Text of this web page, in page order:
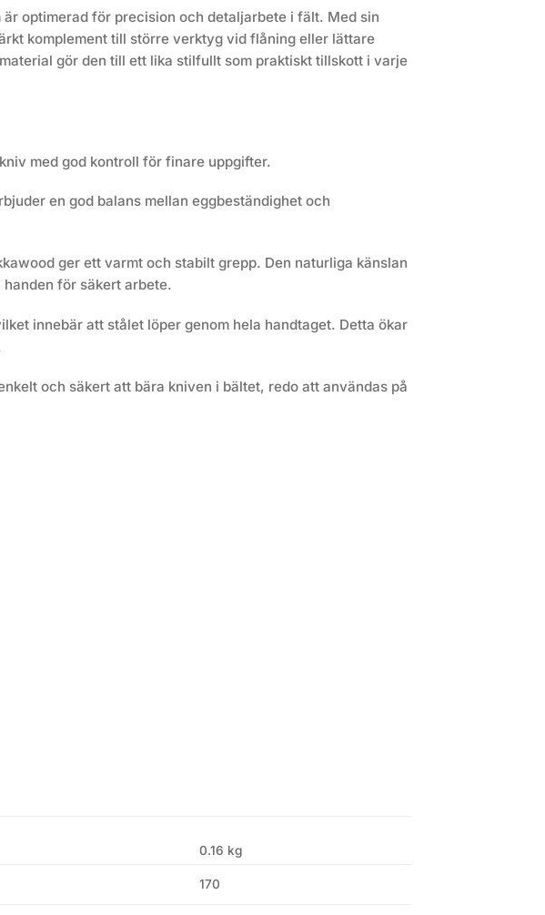
optimerad för precision och detaljarbete i fält. Med sin
komplement till större verktyg vid flåning eller lättare
gör den till ett lika stilfullt som praktiskt tillskott i varje
med god kontroll för finare uppgifter.
en god balans mellan eggbeständighet och
ger ett varmt och stabilt grepp. Den naturliga känslan
för säkert arbete.
innebär att stålet löper genom hela handtaget. Detta ökar
och säkert att bära kniven i bältet, redo att användas på
0.16 kg
170